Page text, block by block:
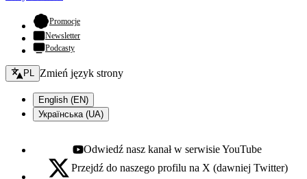
Promocje- otwiera się w nowej karcie
Newsletter
Podcasty
Zmień język - bieżący:
PL Zmień język strony
English (EN)
Українська (UA)
Youtube - otwiera się w nowej karcie
Odwiedź nasz kanał w serwisie YouTube
X - otwiera się w nowej karcie
Przejdź do naszego profilu na X (dawniej Twitter)